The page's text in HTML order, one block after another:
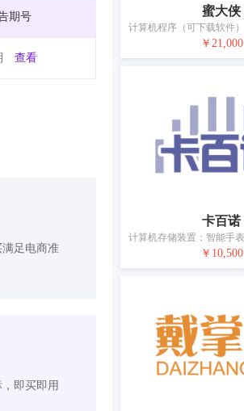
期号
查看
足电商准
即买即用
蜜大侠
￥21,000
卡百诺
￥10,500